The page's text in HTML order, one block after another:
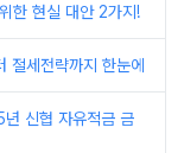
한 현실 대안 2가지!
절세전략까지 한눈에
신협 자유적금 금